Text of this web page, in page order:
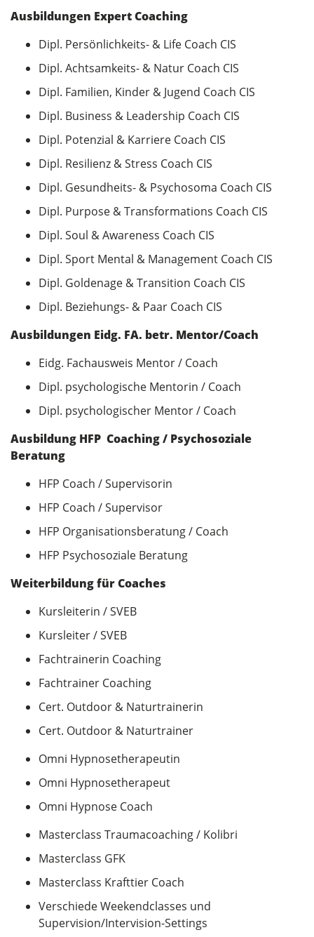
Ausbildungen Expert Coaching
Dipl. Persönlichkeits- & Life Coach CIS
Dipl. Achtsamkeits- & Natur Coach CIS
Dipl. Familien, Kinder & Jugend Coach CIS
Dipl. Business & Leadership Coach CIS
Dipl. Potenzial & Karriere Coach CIS
Dipl. Resilienz & Stress Coach CIS
Dipl. Gesundheits- & Psychosoma Coach CIS
Dipl. Purpose & Transformations Coach CIS
Dipl. Soul & Awareness Coach CIS
Dipl. Sport Mental & Management Coach CIS
Dipl. Goldenage & Transition Coach CIS
Dipl. Beziehungs- & Paar Coach CIS
Ausbildungen Eidg. FA. betr. Mentor/Coach
Eidg. Fachausweis Mentor / Coach
Dipl. psychologische Mentorin / Coach
Dipl. psychologischer Mentor / Coach
Ausbildung HFP Coaching / Psychosoziale
Beratung
HFP Coach / Supervisorin
HFP Coach / Supervisor
HFP Organisationsberatung / Coach
HFP Psychosoziale Beratung
Weiterbildung für Coaches
Kursleiterin / SVEB
Kursleiter / SVEB
Fachtrainerin Coaching
Fachtrainer Coaching
Cert. Outdoor & Naturtrainerin
Cert. Outdoor & Naturtrainer
Omni Hypnosetherapeutin
Omni Hypnosetherapeut
Omni Hypnose Coach
Masterclass Traumacoaching / Kolibri
Masterclass GFK
Masterclass Krafttier Coach
Verschiede Weekendclasses und
Supervision/Intervision-Settings